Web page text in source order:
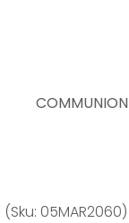
COMMUNION
(Sku: 05MAR2060)